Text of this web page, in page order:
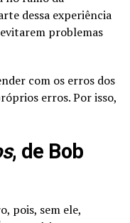
dessa experiência
problemas
com os erros dos
erros. Por isso,
, de Bob
pois, sem ele,